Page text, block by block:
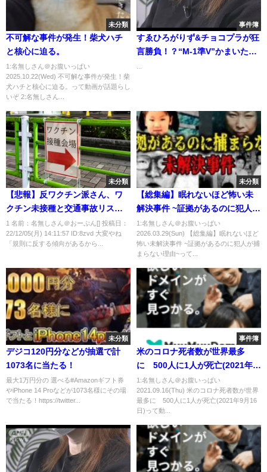
未分類
不可解な事件が発生！柴犬ハチ
と核心に迫る。
1:名無しさん＠お腹いっぱい
2025.10.22(Wed) 不可解な事件が発生！柴
犬ハチと核心に迫る。って動画が話題らし
いぞ 2:名無しさん...
事件簿
すゑひろがりず&チョコプラが狂
言勝負！？“M-1準V”かまいた
未分類
【悲報】反ワクチン派さん、ワ
クチン未接種と交通事故リスク
を結びつけた研究にブチギレ
1 名前：名無しさん＠おーぷん[] 投稿日：
22/12/05(月) 14:11:57 ID:8zvd 大変やね
「規則に反する傾向があるから...
未分類
【総集編】眠れないほど怖い未
解決事件 ~証拠があるのに犯人が
捕まらない理由~
1:名無しさん＠お腹いっぱい
2026.03.29(Sun) 【総集編】眠れないほど
怖い未解決事件 ~証拠があるのに犯人が捕
まらない理由~って...
未分類
デジコ120円分などが抽選で計
1073名に当たる！
最大1万円分の 選べる#Amazonギフト券
やiPhone 14 Proなどが1073名様にその場
で当たる！https://twitter...
事件簿
米のコロナ死者数が世界最多
に 500人に1人が死亡(2021年9
月16日)
1:名無しさん＠お腹いっぱい
2021.09.16(Thu) 米のコロナ死者数が世界
最多に 500人に1人が死亡(2021年9月16
日)って動...